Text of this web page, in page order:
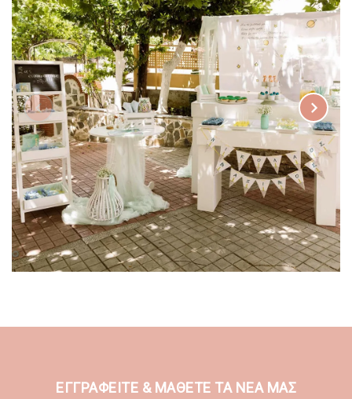
ΕΓΓΡΑΦΕΙΤΕ & ΜΑΘΕΤΕ ΤΑ ΝΕΑ ΜΑΣ